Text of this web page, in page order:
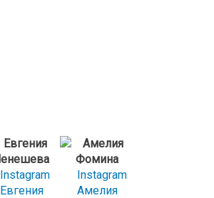
Instagram
Евгения
Instagram
Амелия